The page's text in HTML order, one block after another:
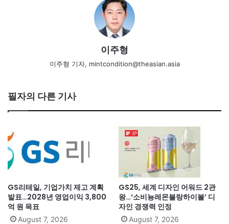
이주형
이주형 기자, mintcondition@theasian.asia
필자의 다른 기사
GS리테일, 기업가치 제고 계획
발표…2028년 영업이익 3,800
억 원 목표
August 7, 2026
GS25, 세계 디자인 어워드 2관
왕…‘소비뇽레몬블랑하이볼’ 디
자인 경쟁력 인정
August 7, 2026